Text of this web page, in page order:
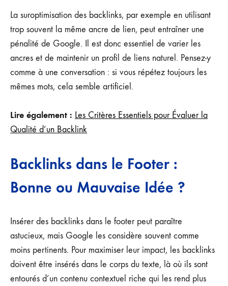
La suroptimisation des backlinks, par exemple en utilisant
trop souvent la même ancre de lien, peut entraîner une
pénalité de Google. Il est donc essentiel de varier les
ancres et de maintenir un profil de liens naturel. Pensez-y
comme à une conversation : si vous répétez toujours les
mêmes mots, cela semble artificiel.
Lire également : Les Critères Essentiels pour Évaluer la
Qualité d’un Backlink
Backlinks dans le Footer :
Bonne ou Mauvaise Idée ?
Insérer des backlinks dans le footer peut paraître
astucieux, mais Google les considère souvent comme
moins pertinents. Pour maximiser leur impact, les backlinks
doivent être insérés dans le corps du texte, là où ils sont
entourés d’un contenu contextuel riche qui les rend plus